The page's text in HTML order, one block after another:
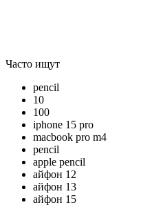
Часто ищут
pencil
10
100
iphone 15 pro
macbook pro m4
pencil
apple pencil
айфон 12
айфон 13
айфон 15